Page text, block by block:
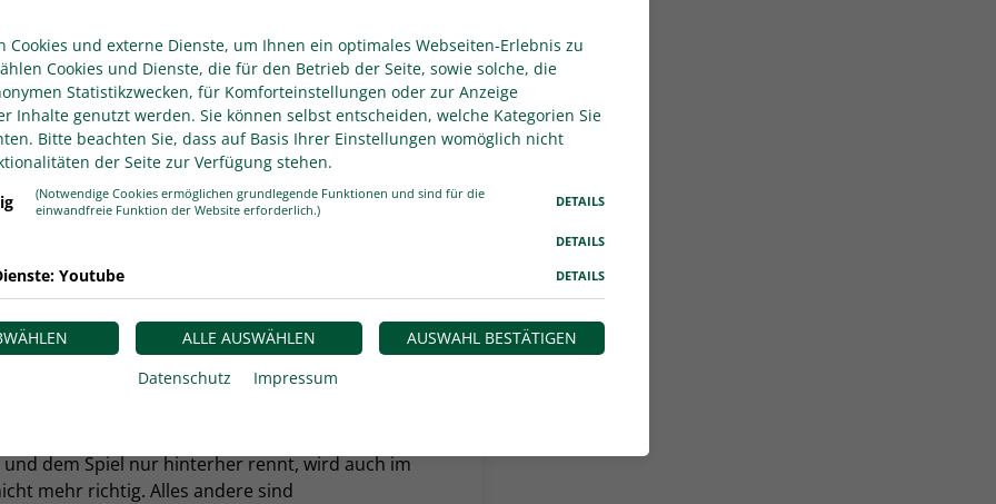
als 14-Jährigen von außen anschreit?
der betreffende Trainer selbst auch
meinte zu mir, ich habe keinen Fehler gemacht
wird. Das hat mir geholfen.
es sehr schnell eine emotionale Ebene. Damit
und Schiedsrichtern, die noch
die erfahrenen Hasen. Wenn Du als Schiri
kommt dann etwas dazu, Situationen, mit
hat. Darauf kann man dann
und Mädels natürlich umso mehr, weil sie noch
und insgesamt in der Gesellschaft dahin
besser miteinander umgehen. Das ist kein
kann.
beschriebenen Koffer?
Wer die hat, ist sehr gut vorbereitet.
dem Spiel nur hinterher rennt, wird auch im
mehr richtig. Alles andere sind
Cookies und externe Dienste, um Ihnen ein optimales Webseiten-Erlebnis zu
Cookies und Dienste, die für den Betrieb der Seite, sowie solche, die
Statistikzwecken, für Komforteinstellungen oder zur Anzeige
Inhalte genutzt werden. Sie können selbst entscheiden, welche Kategorien Sie
Bitte beachten Sie, dass auf Basis Ihrer Einstellungen womöglich nicht
der Seite zur Verfügung stehen.
(Notwendige Cookies ermöglichen grundlegende Funktionen und sind für die
einwandfreie Funktion der Website erforderlich.)
DETAILS
DETAILS
Youtube DETAILS
ALLE AUSWÄHLEN
AUSWAHL BESTÄTIGEN
Datenschutz
Impressum